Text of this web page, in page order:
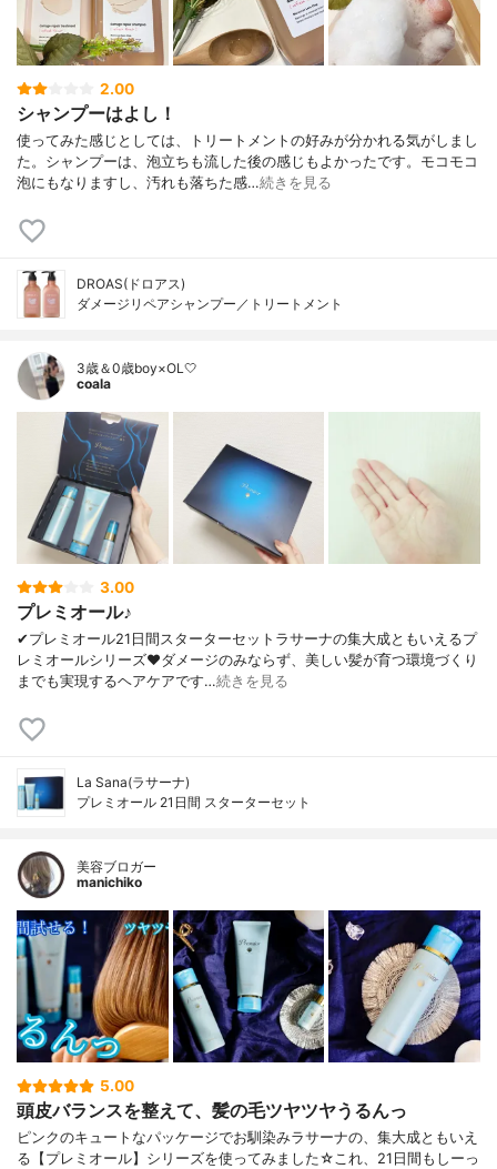
2.00
シャンプーはよし！
使ってみた感じとしては、トリートメントの好みが分かれる気がしまし
た。シャンプーは、泡立ちも流した後の感じもよかったです。モコモコ
泡にもなりますし、汚れも落ちた感…続きを見る
DROAS(ドロアス)
ダメージリペアシャンプー／トリートメント
3歳＆0歳boy×OL🤍
coala
3.00
プレミオール♪
✔︎プレミオール21日間スターターセットラサーナの集大成ともいえるプ
レミオールシリーズ❤︎ダメージのみならず、美しい髪が育つ環境づくり
までも実現するヘアケアです…続きを見る
La Sana(ラサーナ)
プレミオール 21日間 スターターセット
美容ブロガー
manichiko
5.00
頭皮バランスを整えて、髪の毛ツヤツヤうるんっ
ピンクのキュートなパッケージでお馴染みラサーナの、集大成ともいえ
る【プレミオール】シリーズを使ってみました☆これ、21日間もしーっ